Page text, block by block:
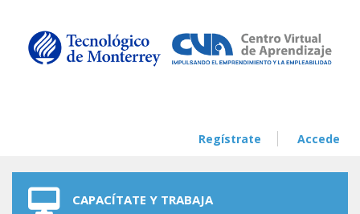
Regístrate Accede
CAPACÍTATE Y TRABAJA